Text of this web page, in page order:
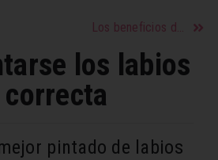
Los beneficios de comer pescado para la salud
los labios
pintado de labios